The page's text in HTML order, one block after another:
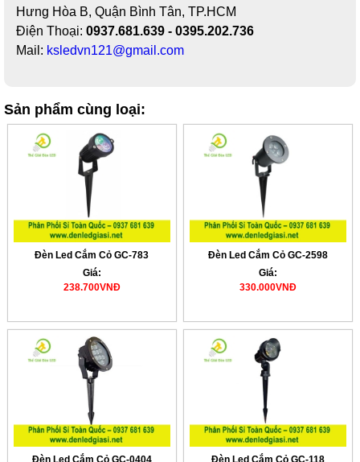
Hưng Hòa B, Quận Bình Tân, TP.HCM
Điện Thoại: 0937.681.639 - 0395.202.736
Mail: ksledvn121@gmail.com
Sản phẩm cùng loại:
Đèn Led Cắm Cỏ GC-783
Giá:
238.700VNĐ
Đèn Led Cắm Cỏ GC-2598
Giá:
330.000VNĐ